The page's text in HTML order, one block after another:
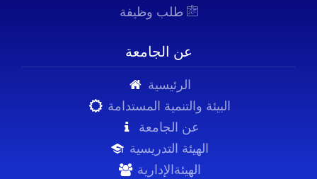
عن الجامعة
الرئيسية
البيئة والتنمية المستدامة
عن الجامعة
الهيئة التدريسية
الهيئةالإدارية